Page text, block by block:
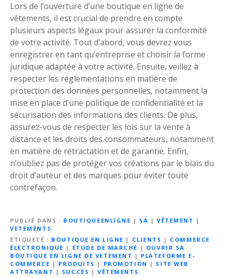
Lors de l’ouverture d’une boutique en ligne de
vêtements, il est crucial de prendre en compte
plusieurs aspects légaux pour assurer la conformité
de votre activité. Tout d’abord, vous devrez vous
enregistrer en tant qu’entreprise et choisir la forme
juridique adaptée à votre activité. Ensuite, veillez à
respecter les réglementations en matière de
protection des données personnelles, notamment la
mise en place d’une politique de confidentialité et la
sécurisation des informations des clients. De plus,
assurez-vous de respecter les lois sur la vente à
distance et les droits des consommateurs, notamment
en matière de rétractation et de garantie. Enfin,
n’oubliez pas de protéger vos créations par le biais du
droit d’auteur et des marques pour éviter toute
contrefaçon.
PUBLIÉ DANS BOUTIQUEENLIGNE | SA |VÊTEMENT |
VETEMENTS
ÉTIQUETÉ
BOUTIQUE EN LIGNE | CLIENTS | COMMERCE
ÉLECTRONIQUE | ÉTUDE DE MARCHÉ | OUVRIR SA
BOUTIQUE EN LIGNE DE VETEMENT | PLATEFORME E-
COMMERCE | PRODUITS | PROMOTION | SITE WEB
ATTRAYANT | SUCCÈS | VÊTEMENTS